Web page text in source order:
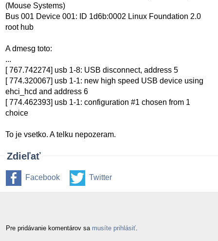
(Mouse Systems)
Bus 001 Device 001: ID 1d6b:0002 Linux Foundation 2.0
root hub
A dmesg toto:
...
[ 767.742274] usb 1-8: USB disconnect, address 5
[ 774.320067] usb 1-1: new high speed USB device using
ehci_hcd and address 6
[ 774.462393] usb 1-1: configuration #1 chosen from 1
choice
To je vsetko. A telku nepozeram.
Zdieľať
Facebook Twitter
Pre pridávanie komentárov sa musíte prihlásiť